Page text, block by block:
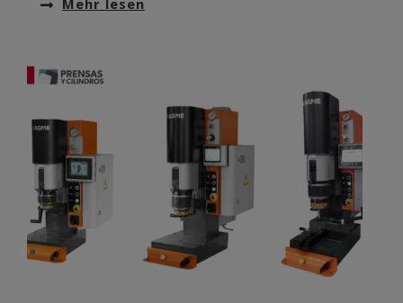
Mehr lesen